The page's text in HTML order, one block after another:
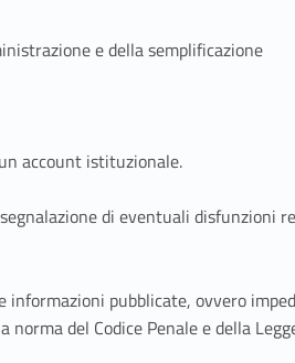
e della semplificazione
account istituzionale.
di eventuali disfunzioni
informazioni pubblicate, ovvero
del Codice Penale e della